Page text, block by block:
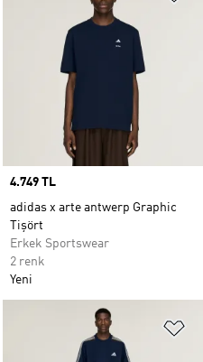
Price
4.749 TL
adidas x arte antwerp Graphic
Tişört
Erkek Sportswear
2 renk
Yeni
Listesine Ekle